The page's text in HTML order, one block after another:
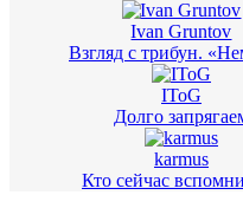
Ivan Gruntov
Взгляд с трибун.
IToG
Долго
karmus
Кто сейчас